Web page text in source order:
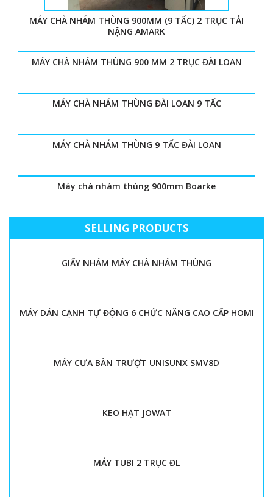
MÁY CHÀ NHÁM THÙNG 900MM (9 TẤC) 2 TRỤC TẢI
NẶNG AMARK
MÁY CHÀ NHÁM THÙNG 900 MM 2 TRỤC ĐÀI LOAN
MÁY CHÀ NHÁM THÙNG ĐÀI LOAN 9 TẤC
MÁY CHÀ NHÁM THÙNG 9 TẤC ĐÀI LOAN
Máy chà nhám thùng 900mm Boarke
SELLING PRODUCTS
GIẤY NHÁM MÁY CHÀ NHÁM THÙNG
MÁY DÁN CẠNH TỰ ĐỘNG 6 CHỨC NĂNG CAO CẤP HOMI
MÁY CƯA BÀN TRƯỢT UNISUNX SMV8D
KEO HẠT JOWAT
MÁY TUBI 2 TRỤC ĐL